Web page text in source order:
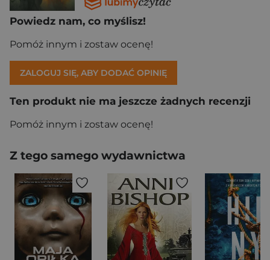
Powiedz nam, co myślisz!
Pomóż innym i zostaw ocenę!
ZALOGUJ SIĘ, ABY DODAĆ OPINIĘ
Ten produkt nie ma jeszcze żadnych recenzji
Pomóż innym i zostaw ocenę!
Z tego samego wydawnictwa